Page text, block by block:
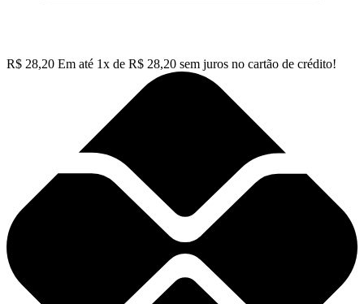
R$ 28,20 Em até 1x de R$ 28,20 sem juros no cartão de crédito!